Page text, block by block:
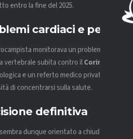
entro la fine del 2025.
cardiaci e
monitorava un problema
vertebrale subita contro ilCorinthians
,
e un referto medico privato che
di concentrarsi sulla salute.
definitiva
sembra dunque orientato a chiudere la